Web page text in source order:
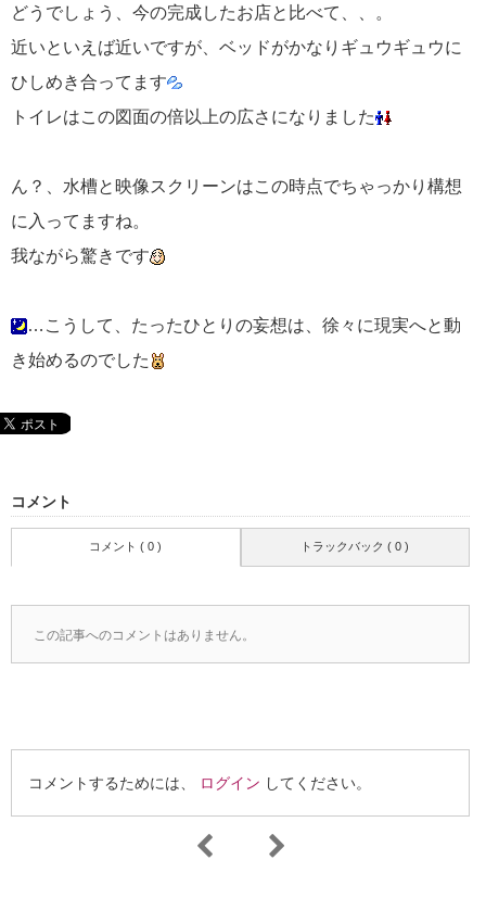
どうでしょう、今の完成したお店と比べて、、。
近いといえば近いですが、ベッドがかなりギュウギュウに
ひしめき合ってます
トイレはこの図面の倍以上の広さになりました
ん？、水槽と映像スクリーンはこの時点でちゃっかり構想
に入ってますね。
我ながら驚きです
…こうして、たったひとりの妄想は、徐々に現実へと動
き始めるのでした
コメント
コメント ( 0 ) トラックバック ( 0 )
この記事へのコメントはありません。
コメントするためには、 ログイン してください。